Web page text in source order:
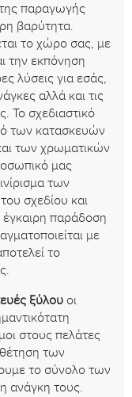
της παραγωγής
βαρύτητα.
το χώρο σας, με
την εκπόνηση
λύσεις για εσάς,
αλλά και τις
Το σχεδιαστικό
των κατασκευών
των χρωματικών
μας
των
σχεδίου και
παράδοση
με
το
ξύλου οι
στους πελάτες
των
το σύνολο των
ανάγκη τους.